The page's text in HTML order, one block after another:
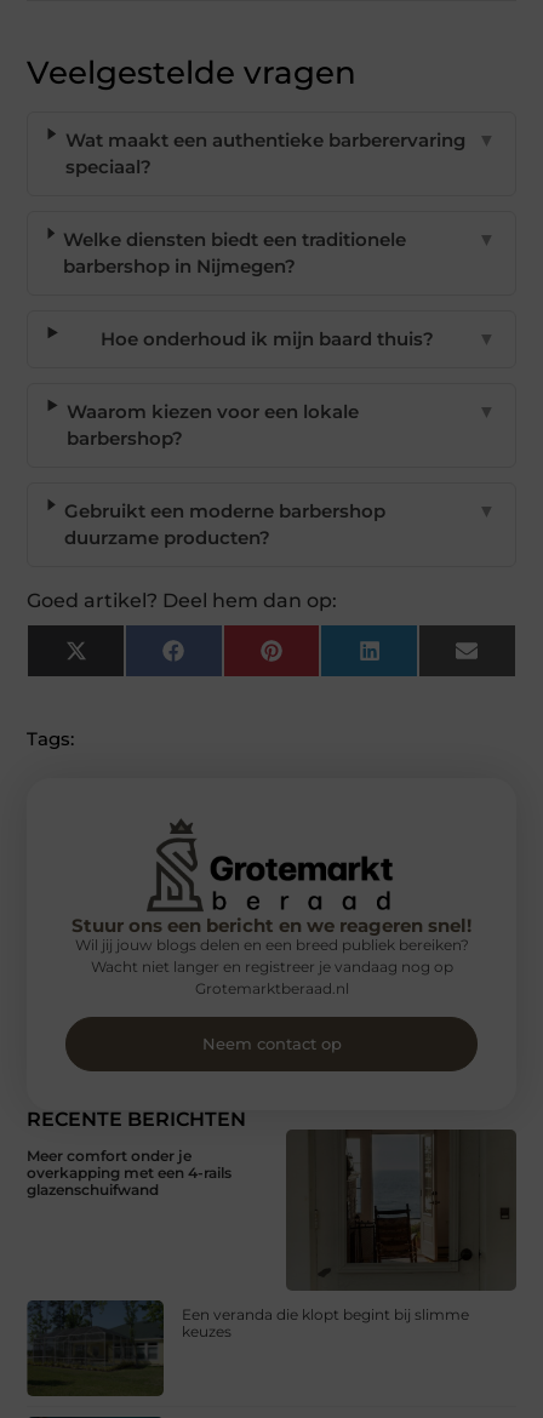
Veelgestelde vragen
Wat maakt een authentieke barberervaring
speciaal?
▼
Welke diensten biedt een traditionele
barbershop in Nijmegen?
▼
Hoe onderhoud ik mijn baard thuis? ▼
Waarom kiezen voor een lokale
barbershop?
▼
Gebruikt een moderne barbershop
duurzame producten?
▼
Goed artikel? Deel hem dan op:
X
(Twitter)
FacebookPinterest LinkedIn Email
Tags:
RECENTE BERICHTEN
Meer comfort onder je
overkapping met een 4-rails
glazenschuifwand
Een veranda die klopt begint bij slimme
keuzes
Stuur ons een bericht en we reageren snel!
Wil jij jouw blogs delen en een breed publiek bereiken?
Wacht niet langer en registreer je vandaag nog op
Grotemarktberaad.nl
Neem contact op